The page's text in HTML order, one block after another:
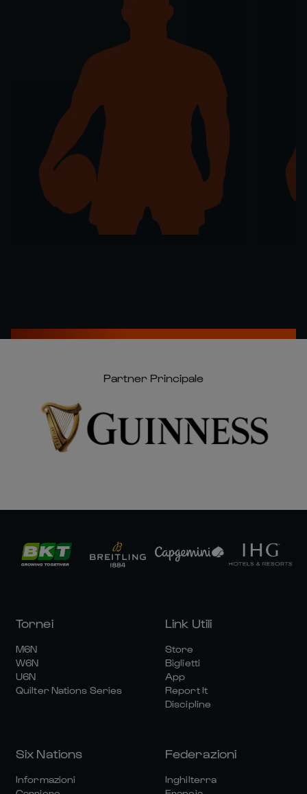
Partner Principale
Tornei
M6N
W6N
U6N
Quilter Nations Series
Link Utili
Store
Biglietti
App
Report It
Discipline
Six Nations
Informazioni
Federazioni
Inghilterra